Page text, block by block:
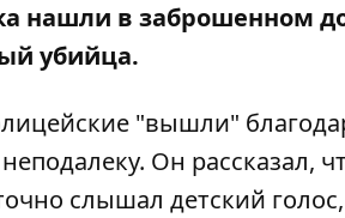
нашли в заброшенном
убийца.
"вышли"
Он рассказал,
слышал детский